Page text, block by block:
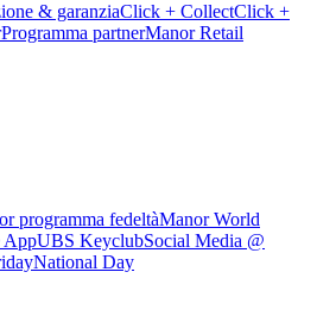
& garanziaClick + CollectClick +
Programma partnerManor Retail
programma fedeltàManor World
AppUBS KeyclubSocial Media @
National Day